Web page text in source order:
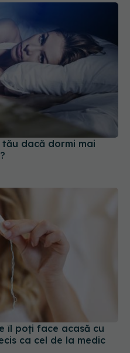
dacă dormi mai
îl poți face acasă cu
ca cel de la medic